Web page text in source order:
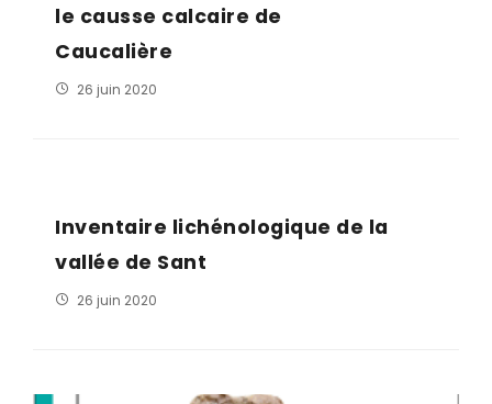
le causse calcaire de
Caucalière
26 juin 2020
Inventaire lichénologique de la
vallée de Sant
26 juin 2020